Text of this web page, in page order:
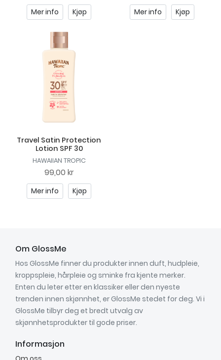
Mer info Kjøp Mer info Kjøp
Travel Satin Protection
Lotion SPF 30
HAWAIIAN TROPIC
99,00 kr
Mer info Kjøp
Om GlossMe
Hos GlossMe finner du produkter innen duft, hudpleie,
kroppspleie, hårpleie og sminke fra kjente merker.
Enten du leter etter en klassiker eller den nyeste
trenden innen skjønnhet, er GlossMe stedet for deg. Vi i
GlossMe tilbyr deg et bredt utvalg av
skjønnhetsprodukter til gode priser.
Informasjon